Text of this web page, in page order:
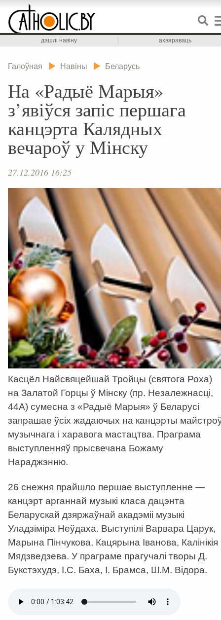
дашлі навіну ахвяраваць
Галоўная Навіны Беларусь
На «Радыё Марыя»
з’явіўся запіс першага
канцэрта Калядных
вечароў у Мінску
27.12.2016 16:25
Касцёл Найсвяцейшай Тройцы (святога Роха)
на Залатой Горцы ў Мінску (пр. Незалежнасці,
44А) сумесна з «Радыё Марыя» ў Беларусі
запрашае ўсіх жадаючых на канцэрты
музычнага і харавога мастацтва. Праграма
выступленняў прысвечана Божаму
Нараджэнню.
26 снежня прайшло першае выступленне —
канцэрт арганнай музыкі класа дацэнта
Беларускай дзяржаўнай акадэміі музыкі
Уладзіміра Неўдаха. Выступілі Варвара Царук,
Марына Пінчукова, Кацярына Іванова, Калінікія
Мядзведзева. У праграме прагучалі творы Д.
Букстэхудэ, І.С. Баха, І. Брамса, Ш.М. Відора.